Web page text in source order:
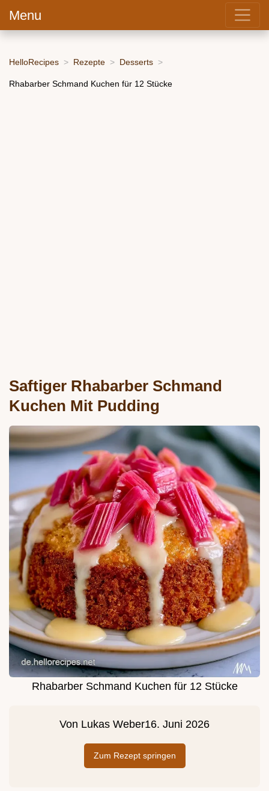
Menu
HelloRecipes Rezepte Desserts
Rhabarber Schmand Kuchen für 12 Stücke
Saftiger Rhabarber Schmand
Kuchen Mit Pudding
Rhabarber Schmand Kuchen für 12 Stücke
Von Lukas Weber16. Juni 2026
Zum Rezept springen